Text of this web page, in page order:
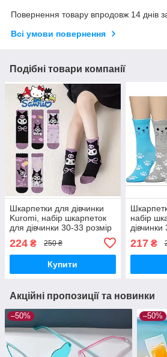
Повернення товару впродовж 14 днів
Всі умови повернення
Подібні товари компанії
Шкарпетки для дівчинки
Kuromi, набір шкарпеток
для дівчинки 30-33 розмір
224 ₴ 250 ₴
Купити
набір
217₴
Акційні пропозиції та новинки
–50% –50%